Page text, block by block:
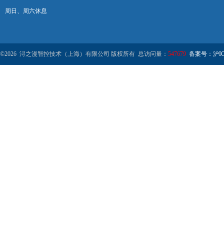
周日、周六休息
©2026 浔之漫智控技术（上海）有限公司 版权所有 总访问量： 547679 备案号：沪